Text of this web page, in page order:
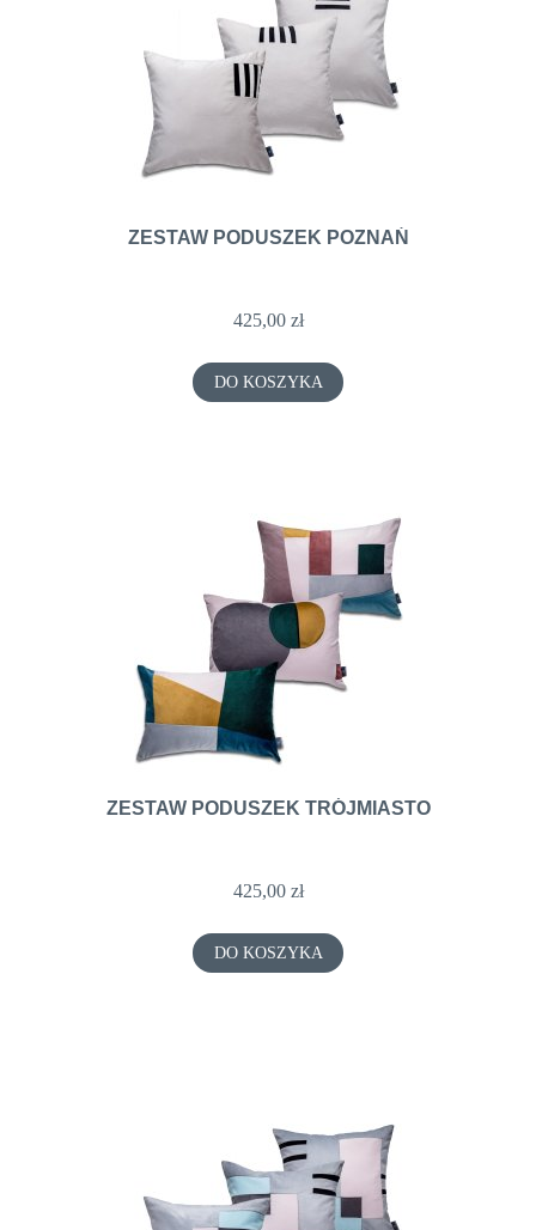
ZESTAW PODUSZEK POZNAŃ
425,00 zł
DO KOSZYKA
ZESTAW PODUSZEK TRÓJMIASTO
425,00 zł
DO KOSZYKA